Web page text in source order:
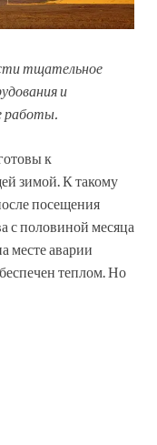
тщательное
и
работы.
к
зимой. К такому
посещения
с половиной месяца
месте аварии
теплом. Но